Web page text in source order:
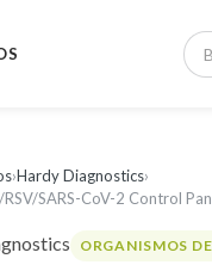
›Hardy Diagnostics›
SARS-CoV-2 Control
ORGANISMOS